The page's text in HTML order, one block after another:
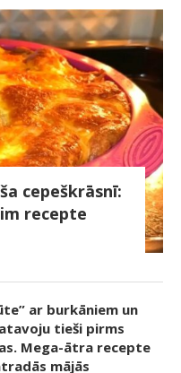
cepeškrāsnī:
recepte
ar burkāniem un
tieši pirms
Mega-ātra recepte
mājās